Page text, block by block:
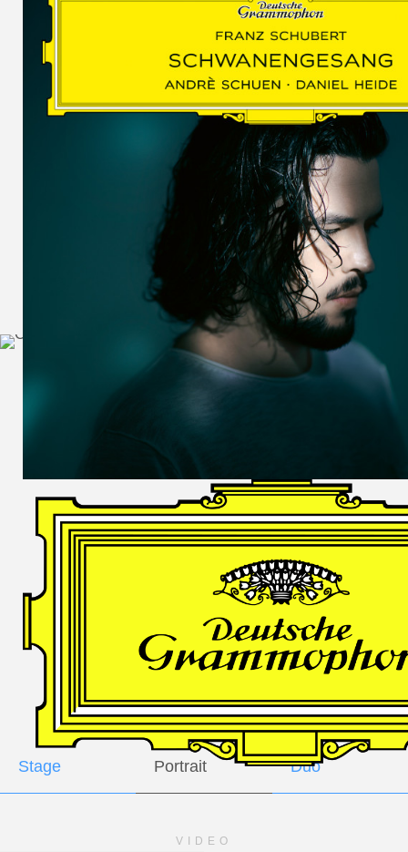
WOLF
MARTIN
SCHUMANN,
LIEDERKREIS
OP. 24
SECHS
MONOLOGE
AUS
JEDERMANN
GESÄNGE
Andrè Schuen,
Baritone
Daniel Heide,
Piano
GALLERY
Stage Portrait Duo
VIDEO